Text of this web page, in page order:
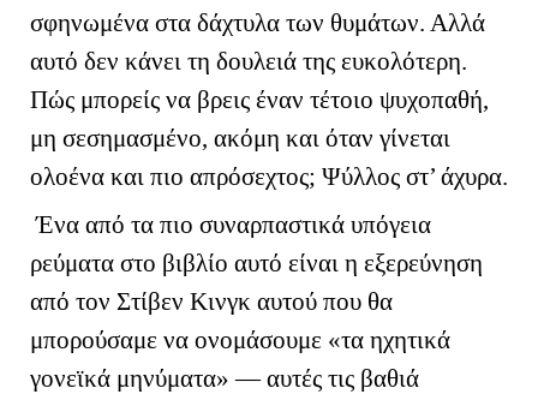
σφηνωμένα στα δάχτυλα των θυμάτων. Αλλά
αυτό δεν κάνει τη δουλειά της ευκολότερη.
Πώς μπορείς να βρεις έναν τέτοιο ψυχοπαθή,
μη σεσημασμένο, ακόμη και όταν γίνεται
ολοένα και πιο απρόσεχτος; Ψύλλος στ’ άχυρα.
Ένα από τα πιο συναρπαστικά υπόγεια
ρεύματα στο βιβλίο αυτό είναι η εξερεύνηση
από τον Στίβεν Κινγκ αυτού που θα
μπορούσαμε να ονομάσουμε «τα ηχητικά
γονεϊκά μηνύματα» — αυτές τις βαθιά